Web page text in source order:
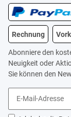
Rechnung
Abonniere den
Neuigkeit oder
Sie können den